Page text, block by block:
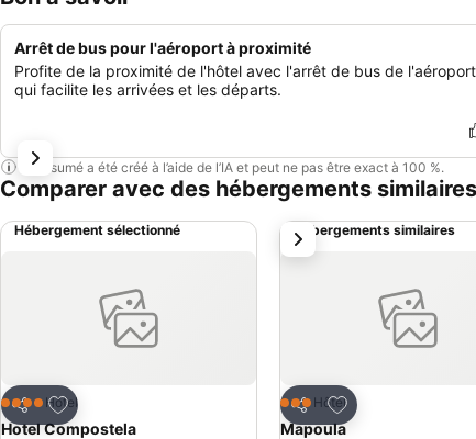
Arrêt de bus pour l'aéroport à proximité
Profite de la proximité de l'hôtel avec l'arrêt de bus de
qui facilite les arrivées et les départs.
Ce résumé a été créé à l’aide de l’IA et peut ne pas être exact à 100 %.
Comparer avec des hébergements similaires
Hébergement sélectionné
Partager
Ajouter à mes favoris
4 ÉtoilesHôtel
Hotel Compostela
Hébergements similaires
Partager
Ajouter à mes
3 ÉtoilesHôtel
Mapoula
suivant